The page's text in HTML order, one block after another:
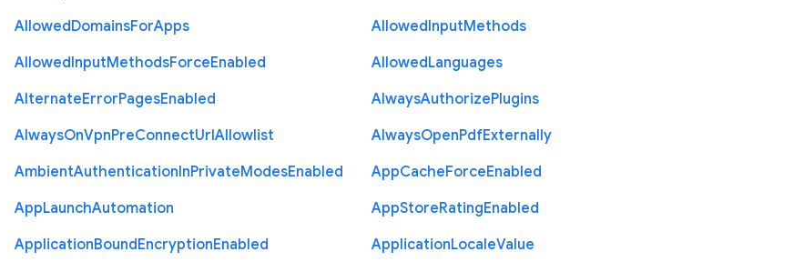
AllowedDomainsForApps AllowedInputMethods
AllowedInputMethodsForceEnabled AllowedLanguages
AlternateErrorPagesEnabled AlwaysAuthorizePlugins
AlwaysOnVpnPreConnectUrlAllowlist AlwaysOpenPdfExternally
AmbientAuthenticationInPrivateModesEnabled AppCacheForceEnabled
AppLaunchAutomation AppStoreRatingEnabled
ApplicationBoundEncryptionEnabled ApplicationLocaleValue